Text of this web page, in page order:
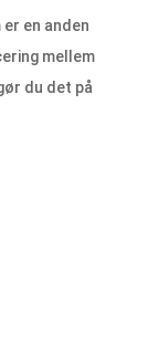
en anden
mellem
du det på